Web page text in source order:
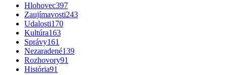
Hlohovec397
Zaujímavosti243
Udalosti170
Kultúra163
Správy161
Nezaradené139
Rozhovory91
História91